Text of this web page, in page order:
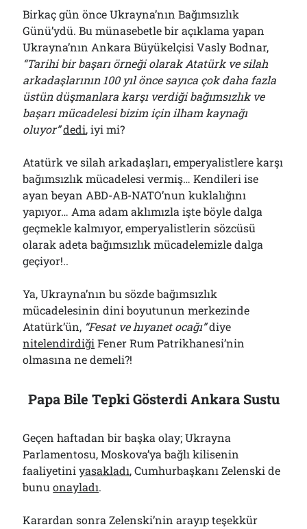
Birkaç gün önce Ukrayna’nın Bağımsızlık
Günü’ydü. Bu münasebetle bir açıklama yapan
Ukrayna’nın Ankara Büyükelçisi Vasly Bodnar,
“Tarihi bir başarı örneği olarak Atatürk ve silah
arkadaşlarının 100 yıl önce sayıca çok daha fazla
üstün düşmanlara karşı verdiği bağımsızlık ve
başarı mücadelesi bizim için ilham kaynağı
oluyor”dedi, iyi mi?
Atatürk ve silah arkadaşları, emperyalistlere karşı
bağımsızlık mücadelesi vermiş… Kendileri ise
ayan beyan ABD-AB-NATO’nun kuklalığını
yapıyor… Ama adam aklımızla işte böyle dalga
geçmekle kalmıyor, emperyalistlerin sözcüsü
olarak adeta bağımsızlık mücadelemizle dalga
geçiyor!..
Ya, Ukrayna’nın bu sözde bağımsızlık
mücadelesinin dini boyutunun merkezinde
Atatürk’ün, “Fesat ve hıyanet ocağı”diye
nitelendirdiği Fener Rum Patrikhanesi’nin
olmasına ne demeli?!
Papa Bile Tepki Gösterdi Ankara Sustu
Geçen haftadan bir başka olay; Ukrayna
Parlamentosu, Moskova’ya bağlı kilisenin
faaliyetiniyasakladı, Cumhurbaşkanı Zelenski de
bunuonayladı.
Karardan sonra Zelenski’nin arayıp teşekkür